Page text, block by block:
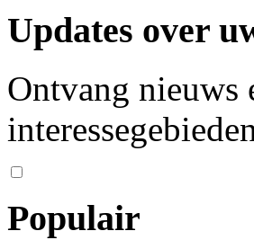
Updates over
Ontvang nieuws
Populair